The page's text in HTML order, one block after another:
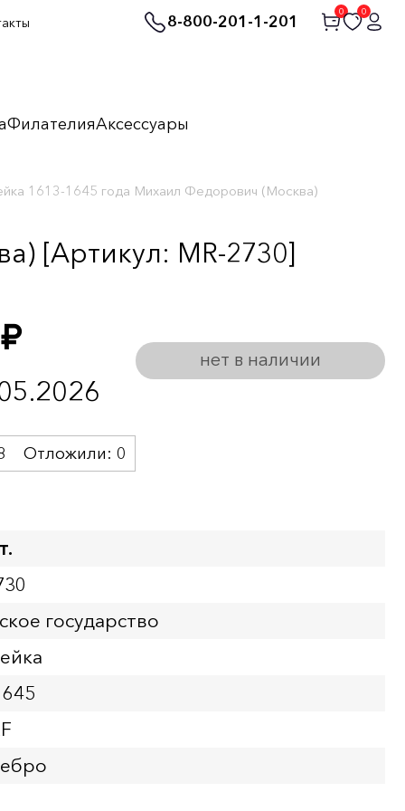
8-800-201-1-201
0 0
ФилателияАксессуары
1613-1645 года Михаил Федорович (Москва)
[Артикул: MR-2730]
нет в наличии
Отложили: 0
государство